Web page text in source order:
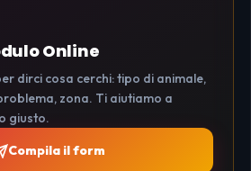
Online
dirci cosa cerchi: tipo di animale,
zona. Ti aiutiamo a
giusto.
Compila il form